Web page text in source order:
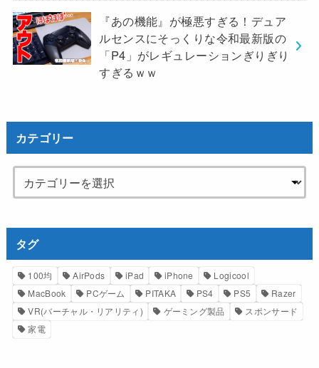
『あの機能』が極悪すぎる！デュア
ルセンスにそっくりな令和最新版の
「P4」がレギュレーションぎりぎり
すぎるｗｗ
カテゴリー
タグ
100均 AirPods iPad iPhone
Logicool
MacBook
PCゲーム PITAKA PS4 PS5
Razer
VR(バーチャル・リアリティ)
ゲーミング製品
スポンサード
家電